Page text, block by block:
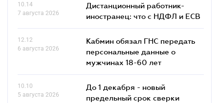
10.14
7 августа 2026
Дистанционный работник-
иностранец: что с НДФЛ и ЕСВ
12.12
6 августа 2026
Кабмин обязал ГНС передать
персональные данные о
мужчинах 18-60 лет
10.10
5 августа 2026
До 1 декабря - новый
предельный срок сверки